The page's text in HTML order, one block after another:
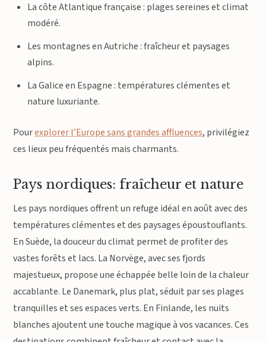
La côte Atlantique française : plages sereines et climat
modéré.
Les montagnes en Autriche : fraîcheur et paysages
alpins.
La Galice en Espagne : températures clémentes et
nature luxuriante.
Pourexplorer l’Europe sans grandes affluences, privilégiez
ces lieux peu fréquentés mais charmants.
Pays nordiques: fraîcheur et nature
Les pays nordiques offrent un refuge idéal en août avec des
températures clémentes et des paysages époustouflants.
En Suède, la douceur du climat permet de profiter des
vastes forêts et lacs. La Norvège, avec ses fjords
majestueux, propose une échappée belle loin de la chaleur
accablante. Le Danemark, plus plat, séduit par ses plages
tranquilles et ses espaces verts. En Finlande, les nuits
blanches ajoutent une touche magique à vos vacances. Ces